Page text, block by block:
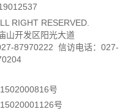
RIGHT RESERVED.
山开发区阳光大道
87970222 信访电话：027-
号
号